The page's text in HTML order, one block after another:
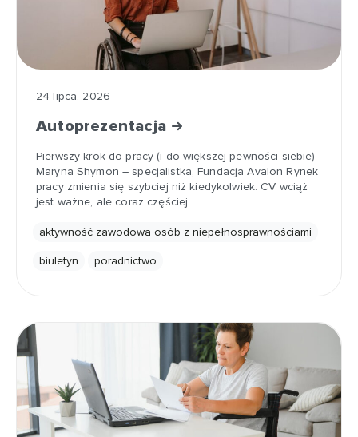
24 lipca, 2026
Autoprezentacja
Pierwszy krok do pracy (i do większej pewności siebie)
Maryna Shymon – specjalistka, Fundacja Avalon Rynek
pracy zmienia się szybciej niż kiedykolwiek. CV wciąż
jest ważne, ale coraz częściej…
aktywność zawodowa osób z niepełnosprawnościami
biuletyn poradnictwo